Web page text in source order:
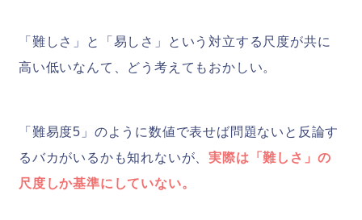
「難しさ」と「易しさ」という対立する尺度が共に
高い低いなんて、どう考えてもおかしい。
「難易度5」のように数値で表せば問題ないと反論す
るバカがいるかも知れないが、実際は「難しさ」の
尺度しか基準にしていない。